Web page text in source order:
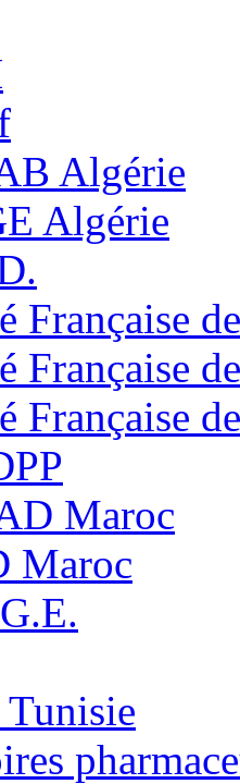
Algérie
Algérie
Française
Française
Française
Maroc
Maroc